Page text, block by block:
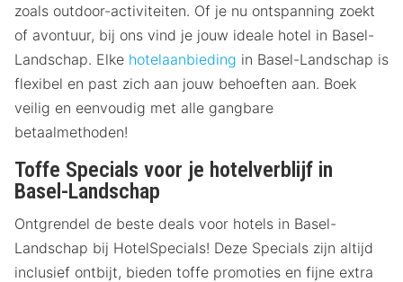
zoals outdoor-activiteiten. Of je nu ontspanning zoekt
of avontuur, bij ons vind je jouw ideale hotel in Basel-
Landschap. Elke hotelaanbieding in Basel-Landschap is
flexibel en past zich aan jouw behoeften aan. Boek
veilig en eenvoudig met alle gangbare
betaalmethoden!
Toffe Specials voor je hotelverblijf in
Basel-Landschap
Ontgrendel de beste deals voor hotels in Basel-
Landschap bij HotelSpecials! Deze Specials zijn altijd
inclusief ontbijt, bieden toffe promoties en fijne extra